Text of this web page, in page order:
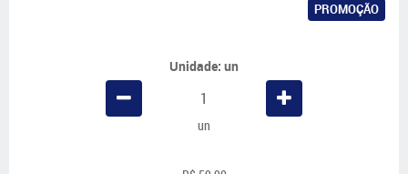
PROMOÇÃO
Unidade: un
un